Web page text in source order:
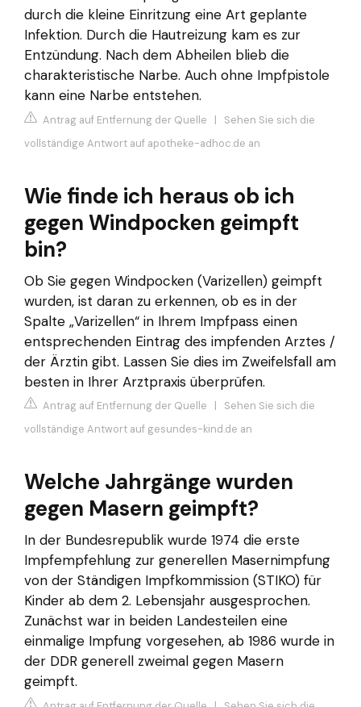
durch die kleine Einritzung eine Art geplante
Infektion. Durch die Hautreizung kam es zur
Entzündung. Nach dem Abheilen blieb die
charakteristische Narbe. Auch ohne Impfpistole
kann eine Narbe entstehen.
Antrag auf Entfernung der Quelle | Sehen Sie sich die
vollständige Antwort auf apotheke-adhoc.de an
Wie finde ich heraus ob ich
gegen Windpocken geimpft
bin?
Ob Sie gegen Windpocken (Varizellen) geimpft
wurden, ist daran zu erkennen, ob es in der
Spalte „Varizellen“ in Ihrem Impfpass einen
entsprechenden Eintrag des impfenden Arztes /
der Ärztin gibt. Lassen Sie dies im Zweifelsfall am
besten in Ihrer Arztpraxis überprüfen.
Antrag auf Entfernung der Quelle | Sehen Sie sich die
vollständige Antwort auf gesundes-kind.de an
Welche Jahrgänge wurden
gegen Masern geimpft?
In der Bundesrepublik wurde 1974 die erste
Impfempfehlung zur generellen Masernimpfung
von der Ständigen Impfkommission (STIKO) für
Kinder ab dem 2. Lebensjahr ausgesprochen.
Zunächst war in beiden Landesteilen eine
einmalige Impfung vorgesehen, ab 1986 wurde in
der DDR generell zweimal gegen Masern
geimpft.